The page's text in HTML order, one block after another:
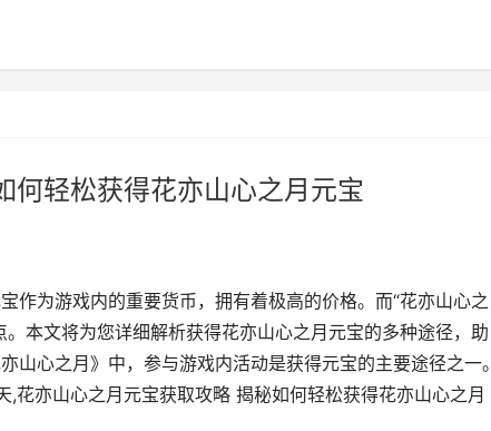
何轻松获得花亦山心之月元宝
作为游戏内的重要货币，拥有着极高的价格。而“花亦山心之
本文将为您详细解析获得花亦山心之月元宝的多种途径，助
山心之月》中，参与游戏内活动是获得元宝的主要途径之一。
花亦山心之月元宝获取攻略 揭秘如何轻松获得花亦山心之月